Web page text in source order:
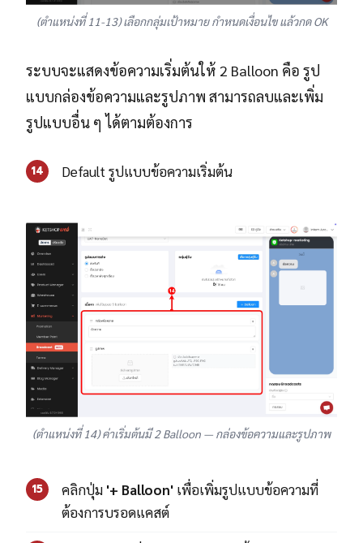
(ตำแหน่งที่ 11-13) เลือกกลุ่มเป้าหมาย กำหนดเงื่อนไข แล้วกด OK
ระบบจะแสดงข้อความเริ่มต้นให้ 2 Balloon คือ รูป
แบบกล่องข้อความและรูปภาพ สามารถลบและเพิ่ม
รูปแบบอื่น ๆ ได้ตามต้องการ
14 Default รูปแบบข้อความเริ่มต้น
(ตำแหน่งที่ 14) ค่าเริ่มต้นมี 2 Balloon — กล่องข้อความและรูปภาพ
15 คลิกปุ่ม '+ Balloon' เพื่อเพิ่มรูปแบบข้อความที่
ต้องการบรอดแคสต์